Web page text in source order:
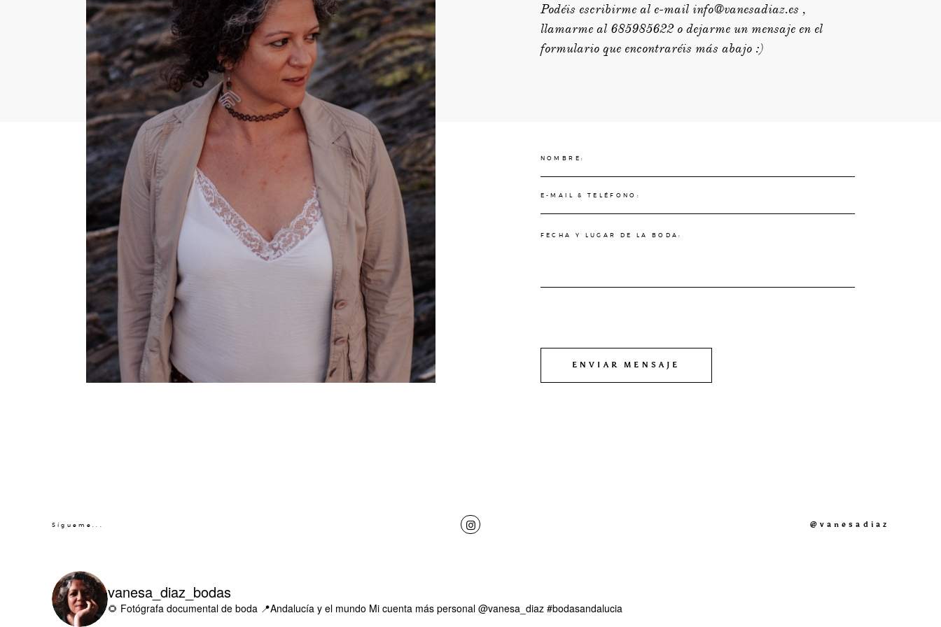
Podéis escribirme al e-mail info@vanesadiaz.es ,
llamarme al 685985622 o dejarme un mensaje en el
formulario que encontraréis más abajo :)
ENVIAR MENSAJE
Sígueme... @vanesadiaz
vanesa_diaz_bodas
🌻 Fotógrafa documental de boda 📍Andalucía y el mundo Mi cuenta más personal @vanesa_diaz #bodasandalucia